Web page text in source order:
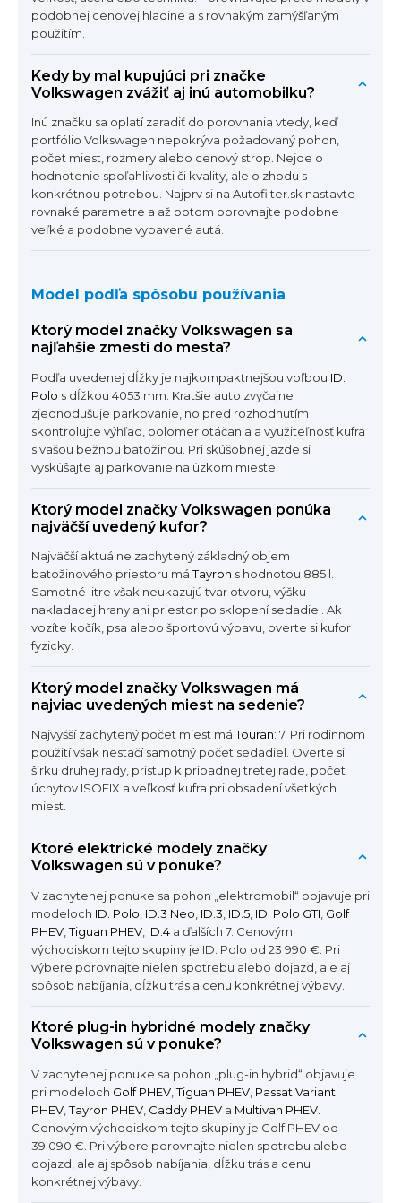
podobnej cenovej hladine a s rovnakým zamýšľaným
použitím.
Kedy by mal kupujúci pri značke
Volkswagen zvážiť aj inú automobilku?
Inú značku sa oplatí zaradiť do porovnania vtedy, keď
portfólio Volkswagen nepokrýva požadovaný pohon,
počet miest, rozmery alebo cenový strop. Nejde o
hodnotenie spoľahlivosti či kvality, ale o zhodu s
konkrétnou potrebou. Najprv si na Autofilter.sk nastavte
rovnaké parametre a až potom porovnajte podobne
veľké a podobne vybavené autá.
Model podľa spôsobu používania
Ktorý model značky Volkswagen sa
najľahšie zmestí do mesta?
Podľa uvedenej dĺžky je najkompaktnejšou voľbou ID.
Polo s dĺžkou 4053 mm. Kratšie auto zvyčajne
zjednodušuje parkovanie, no pred rozhodnutím
skontrolujte výhľad, polomer otáčania a využiteľnosť kufra
s vašou bežnou batožinou. Pri skúšobnej jazde si
vyskúšajte aj parkovanie na úzkom mieste.
Ktorý model značky Volkswagen ponúka
najväčší uvedený kufor?
Najväčší aktuálne zachytený základný objem
batožinového priestoru máTayron s hodnotou 885 l.
Samotné litre však neukazujú tvar otvoru, výšku
nakladacej hrany ani priestor po sklopení sedadiel. Ak
vozíte kočík, psa alebo športovú výbavu, overte si kufor
fyzicky.
Ktorý model značky Volkswagen má
najviac uvedených miest na sedenie?
Najvyšší zachytený počet miest máTouran: 7. Pri rodinnom
použití však nestačí samotný počet sedadiel. Overte si
šírku druhej rady, prístup k prípadnej tretej rade, počet
úchytov ISOFIX a veľkosť kufra pri obsadení všetkých
miest.
Ktoré elektrické modely značky
Volkswagen sú v ponuke?
V zachytenej ponuke sa pohon „elektromobil“ objavuje pri
modeloch ID. Polo ID.3 Neo ID.3 ID.5 ID. Polo GTI Golf
PHEV ,Tiguan PHEV ID.4 a ďalších 7. Cenovým
východiskom tejto skupiny je ID. Polo od 23 990 €. Pri
výbere porovnajte nielen spotrebu alebo dojazd, ale aj
spôsob nabíjania, dĺžku trás a cenu konkrétnej výbavy.
Ktoré plug-in hybridné modely značky
Volkswagen sú v ponuke?
V zachytenej ponuke sa pohon „plug-in hybrid“ objavuje
pri modeloch Golf PHEV ,Tiguan PHEV Passat Variant
PHEV ,Tayron PHEV Caddy PHEV a Multivan PHEV
Cenovým východiskom tejto skupiny je Golf PHEV od
39 090 €. Pri výbere porovnajte nielen spotrebu alebo
dojazd, ale aj spôsob nabíjania, dĺžku trás a cenu
konkrétnej výbavy.